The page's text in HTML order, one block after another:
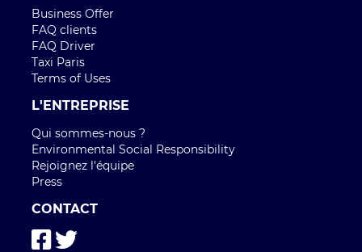
Business Offer
FAQ clients
FAQ Driver
Taxi Paris
Terms of Uses
L'ENTREPRISE
Qui sommes-nous ?
Environmental Social Responsibility
Rejoignez l'équipe
Press
CONTACT